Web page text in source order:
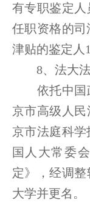
有专职鉴定人
任职资格的司
津贴的鉴定人
8、法大法
依托中国政
京市高级人
京市法庭科
国人大常委
定》，经调
大学并更名。